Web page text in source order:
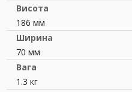
Висота
186 мм
Ширина
70 мм
Вага
1.3 кг